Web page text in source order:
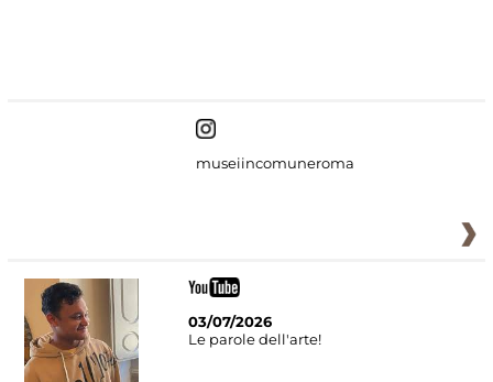
museiincomuneroma
03/07/2026
Le parole dell'arte!